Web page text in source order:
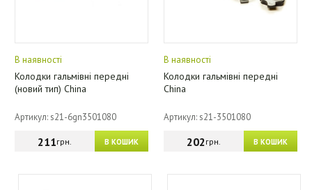
В наявності
Колодки гальмівні передні
(новий тип) China
Артикул: s21-6gn3501080
В КОШИК
211грн.
В наявності
Колодки гальмівні передні
China
Артикул: s21-3501080
В КОШИК
202грн.